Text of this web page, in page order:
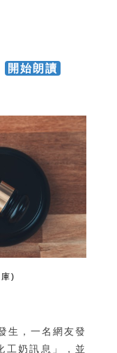
開始朗讀
)
生，一名網友發
工奶訊息」，並